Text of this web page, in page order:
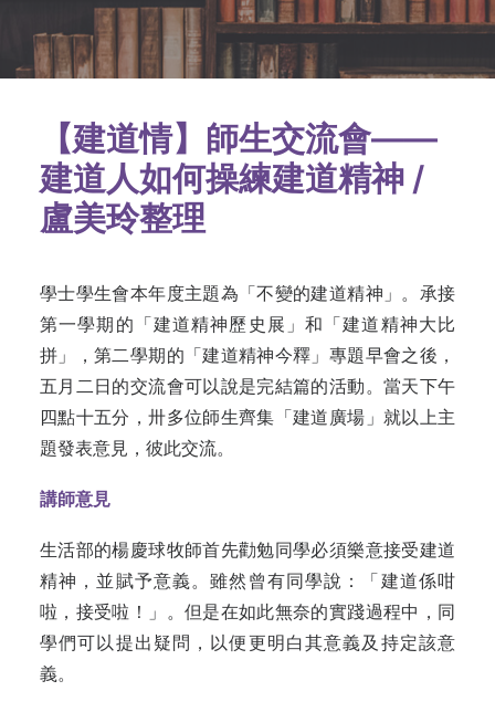
【建道情】師生交流會——
建道人如何操練建道精神 /
盧美玲整理
學士學生會本年度主題為「不變的建道精神」。承接
第一學期的「建道精神歷史展」和「建道精神大比
拼」，第二學期的「建道精神今釋」專題早會之後，
五月二日的交流會可以說是完結篇的活動。當天下午
四點十五分，卅多位師生齊集「建道廣場」就以上主
題發表意見，彼此交流。
講師意見
生活部的楊慶球牧師首先勸勉同學必須樂意接受建道
精神，並賦予意義。雖然曾有同學說：「建道係咁
啦，接受啦！」。但是在如此無奈的實踐過程中，同
學們可以提出疑問，以便更明白其意義及持定該意
義。